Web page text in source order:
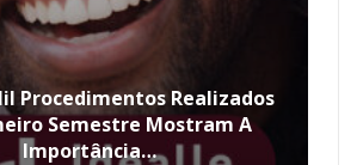
Procedimentos Realizados
Semestre Mostram A
Importância…